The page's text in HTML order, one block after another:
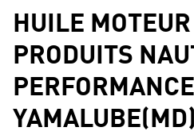
SUR TOUTES LES
HUILE
PRODUITS
YAMALUBE(MD)